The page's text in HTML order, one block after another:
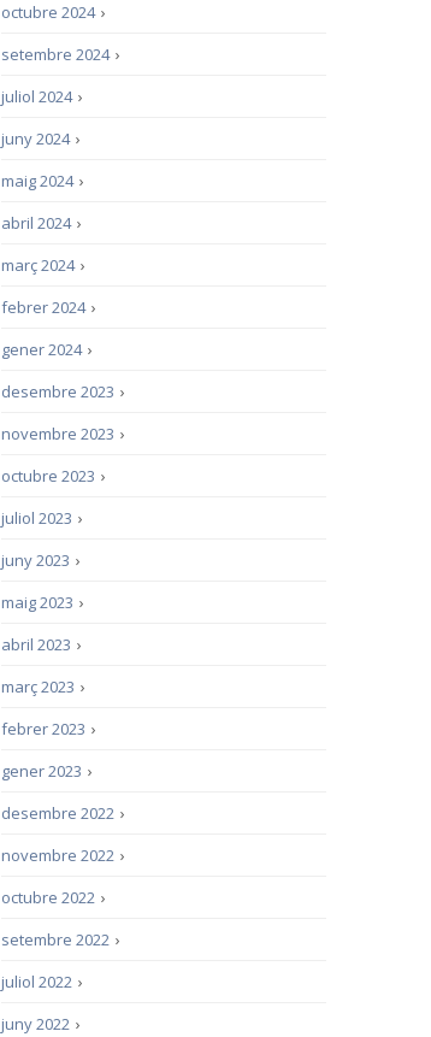
›
octubre 2024
›
setembre 2024
›
juliol 2024
›
juny 2024
›
maig 2024
›
abril 2024
›
març 2024
›
febrer 2024
›
gener 2024
›
desembre 2023
›
novembre 2023
›
octubre 2023
›
juliol 2023
›
juny 2023
›
maig 2023
›
abril 2023
›
març 2023
›
febrer 2023
›
gener 2023
›
desembre 2022
›
novembre 2022
›
octubre 2022
›
setembre 2022
›
juliol 2022
›
juny 2022